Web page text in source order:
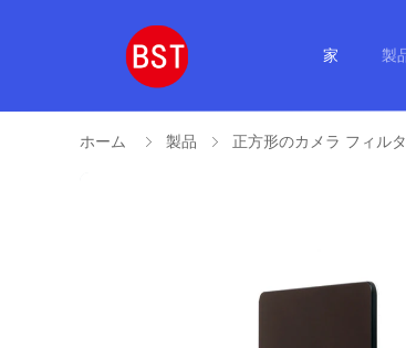
家 製
ホーム 製品 正方形のカメラ フィル